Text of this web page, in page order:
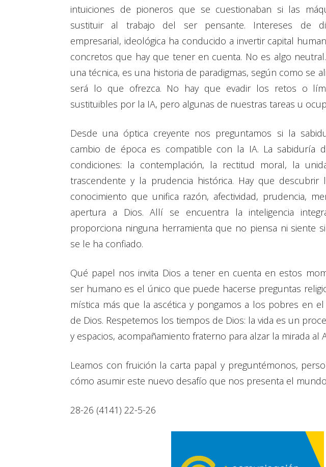
intuiciones de pioneros que se cuestionaban si las
sustituir al trabajo del ser pensante. Intereses de
empresarial, ideológica ha conducido a invertir capital
concretos que hay que tener en cuenta. No es algo
una técnica, es una historia de paradigmas, según como se
será lo que ofrezca. No hay que evadir los retos o
sustituibles por la IA, pero algunas de nuestras tareas u
Desde una óptica creyente nos preguntamos si la
cambio de época es compatible con la IA. La sabiduría
condiciones: la contemplación, la rectitud moral, la
trascendente y la prudencia histórica. Hay que
conocimiento que unifica razón, afectividad, prudencia,
apertura a Dios. Allí se encuentra la inteligencia
proporciona ninguna herramienta que no piensa ni siente
se le ha confiado.
Qué papel nos invita Dios a tener en cuenta en estos
ser humano es el único que puede hacerse preguntas
mística más que la ascética y pongamos a los pobres en
de Dios. Respetemos los tiempos de Dios: la vida es un
y espacios, acompañamiento fraterno para alzar la mirada al
Leamos con fruición la carta papal y preguntémonos,
cómo asumir este nuevo desafío que nos presenta el
28-26 (4141) 22-5-26